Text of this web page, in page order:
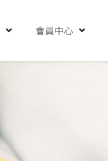
會員中心